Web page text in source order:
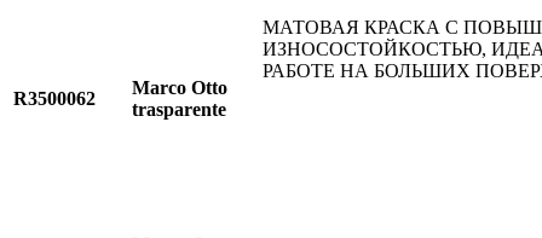
МАТОВАЯ КРАСКА С
ИЗНОСОСТОЙКОСТЬЮ,
РАБОТЕ НА БОЛЬШИХ
R3500062
Marco Otto
trasparente